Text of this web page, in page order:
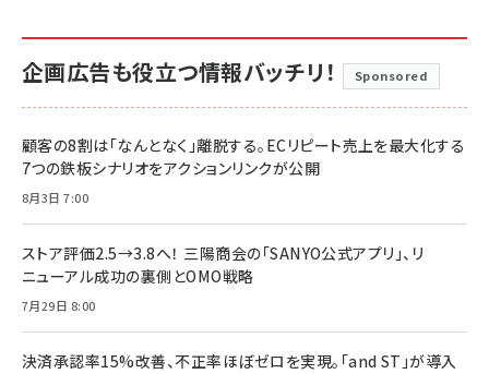
企画広告も役立つ情報バッチリ！ Sponsored
顧客の8割は「なんとなく」離脱する。ECリピート売上を最大化する
7つの鉄板シナリオをアクションリンクが公開
8月3日 7:00
ストア評価2.5→3.8へ！ 三陽商会の「SANYO公式アプリ」、リ
ニューアル成功の裏側とOMO戦略
7月29日 8:00
決済承認率15%改善、不正率ほぼゼロを実現。「and ST」が導入